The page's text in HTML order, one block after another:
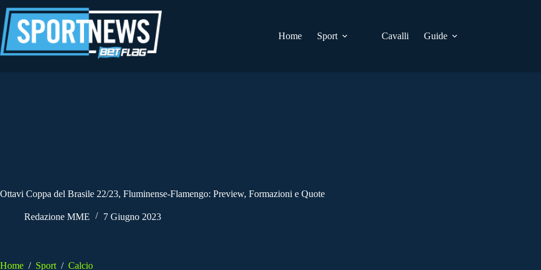
al
contenuto
Home
Sport Cavalli Guide
Ottavi Coppa del Brasile 22/23, Fluminense-Flamengo: Preview, Formazioni e Quote
Redazione MME 7 Giugno 2023
Home / Sport / Calcio